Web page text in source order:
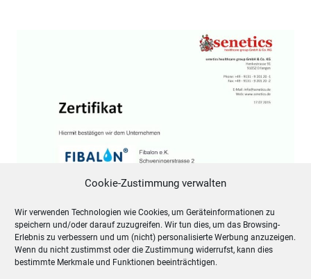
Cookie-Zustimmung verwalten
Wir verwenden Technologien wie Cookies, um Geräteinformationen zu
speichern und/oder darauf zuzugreifen. Wir tun dies, um das Browsing-
Erlebnis zu verbessern und um (nicht) personalisierte Werbung anzuzeigen.
Wenn du nicht zustimmst oder die Zustimmung widerrufst, kann dies
bestimmte Merkmale und Funktionen beeinträchtigen.